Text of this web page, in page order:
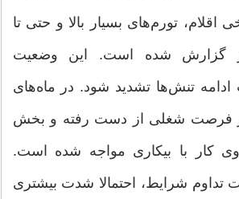
اقلام، تورم‌های بسیار بالا و حتی تا
گزارش شده است. این وضعیت
تنش‌ها تشدید شود. در ماه‌های
فرصت شغلی از دست رفته و بخش
کار با بیکاری مواجه شده است.
تداوم شرایط، احتمالا شدت بیشتری